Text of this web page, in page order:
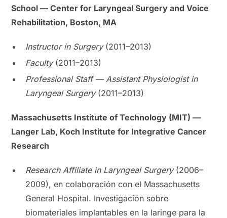
School — Center for Laryngeal Surgery and Voice
Rehabilitation, Boston, MA
Instructor in Surgery(2011–2013)
Faculty(2011–2013)
Professional Staff — Assistant Physiologist in
Laryngeal Surgery(2011–2013)
Massachusetts Institute of Technology (MIT) —
Langer Lab, Koch Institute for Integrative Cancer
Research
Research Affiliate in Laryngeal Surgery(2006–
2009), en colaboración con el Massachusetts
General Hospital. Investigación sobre
biomateriales implantables en la laringe para la